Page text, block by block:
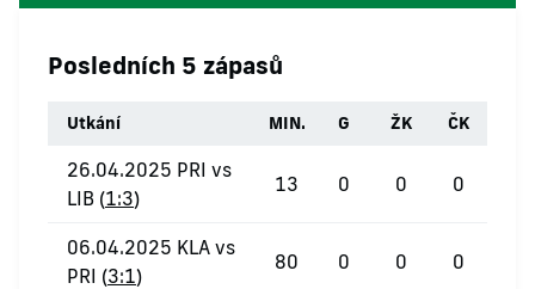
Posledních 5 zápasů
Utkání MIN. G ŽK ČK
26.04.2025 PRI vs
LIB (1:3)
13 0 0 0
06.04.2025 KLA vs
PRI (3:1)
80 0 0 0